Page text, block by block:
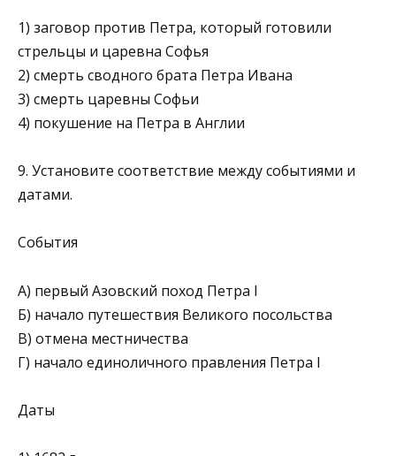
1) заговор против Петра, который готовили
стрельцы и царевна Софья
2) смерть сводного брата Петра Ивана
3) смерть царевны Софьи
4) покушение на Петра в Англии
9. Установите соответствие между событиями и
датами.
События
А) первый Азовский поход Петра I
Б) начало путешествия Великого посольства
В) отмена местничества
Г) начало единоличного правления Петра I
Даты